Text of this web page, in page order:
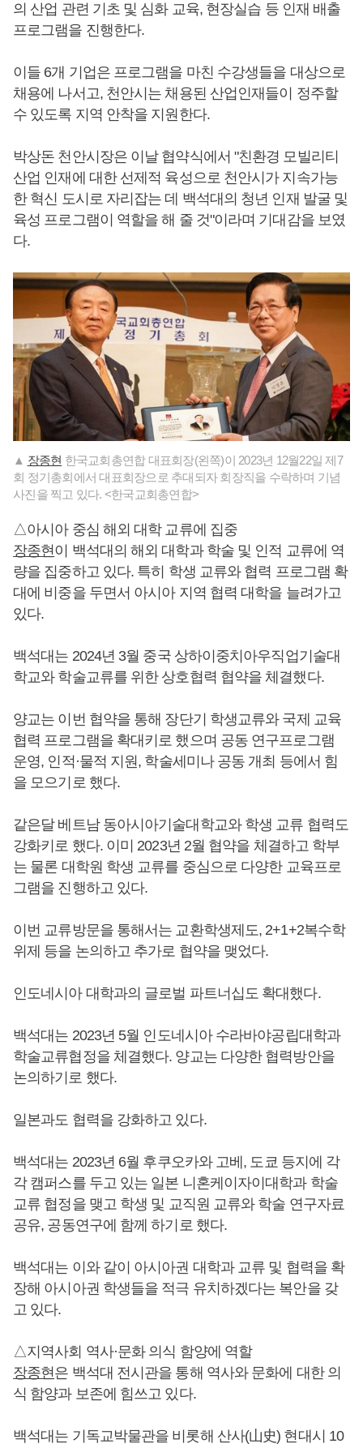
의 산업 관련 기초 및 심화 교육, 현장실습 등 인재 배출
프로그램을 진행한다.
이들 6개 기업은 프로그램을 마친 수강생들을 대상으로
채용에 나서고, 천안시는 채용된 산업인재들이 정주할
수 있도록 지역 안착을 지원한다.
박상돈 천안시장은 이날 협약식에서 "친환경 모빌리티
산업 인재에 대한 선제적 육성으로 천안시가 지속가능
한 혁신 도시로 자리잡는 데 백석대의 청년 인재 발굴 및
육성 프로그램이 역할을 해 줄 것"이라며 기대감을 보였
다.
▲ 장종현 한국교회총연합 대표회장(왼쪽)이 2023년 12월22일 제7
회 정기총회에서 대표회장으로 추대되자 회장직을 수락하며 기념
사진을 찍고 있다. <한국교회총연합>
△아시아 중심 해외 대학 교류에 집중
장종현이 백석대의 해외 대학과 학술 및 인적 교류에 역
량을 집중하고 있다. 특히 학생 교류와 협력 프로그램 확
대에 비중을 두면서 아시아 지역 협력 대학을 늘려가고
있다.
백석대는 2024년 3월 중국 상하이중치아우직업기술대
학교와 학술교류를 위한 상호협력 협약을 체결했다.
양교는 이번 협약을 통해 장단기 학생교류와 국제 교육
협력 프로그램을 확대키로 했으며 공동 연구프로그램
운영, 인적·물적 지원, 학술세미나 공동 개최 등에서 힘
을 모으기로 했다.
같은달 베트남 동아시아기술대학교와 학생 교류 협력도
강화키로 했다. 이미 2023년 2월 협약을 체결하고 학부
는 물론 대학원 학생 교류를 중심으로 다양한 교육프로
그램을 진행하고 있다.
이번 교류방문을 통해서는 교환학생제도, 2+1+2복수학
위제 등을 논의하고 추가로 협약을 맺었다.
인도네시아 대학과의 글로벌 파트너십도 확대했다.
백석대는 2023년 5월 인도네시아 수라바야공립대학과
학술교류협정을 체결했다. 양교는 다양한 협력방안을
논의하기로 했다.
일본과도 협력을 강화하고 있다.
백석대는 2023년 6월 후쿠오카와 고베, 도쿄 등지에 각
각 캠퍼스를 두고 있는 일본 니혼케이자이대학과 학술
교류 협정을 맺고 학생 및 교직원 교류와 학술 연구자료
공유, 공동연구에 함께 하기로 했다.
백석대는 이와 같이 아시아권 대학과 교류 및 협력을 확
장해 아시아권 학생들을 적극 유치하겠다는 복안을 갖
고 있다.
△지역사회 역사·문화 의식 함양에 역할
장종현은 백석대 전시관을 통해 역사와 문화에 대한 의
식 함양과 보존에 힘쓰고 있다.
백석대는 기독교박물관을 비롯해 산사(山史) 현대시 10